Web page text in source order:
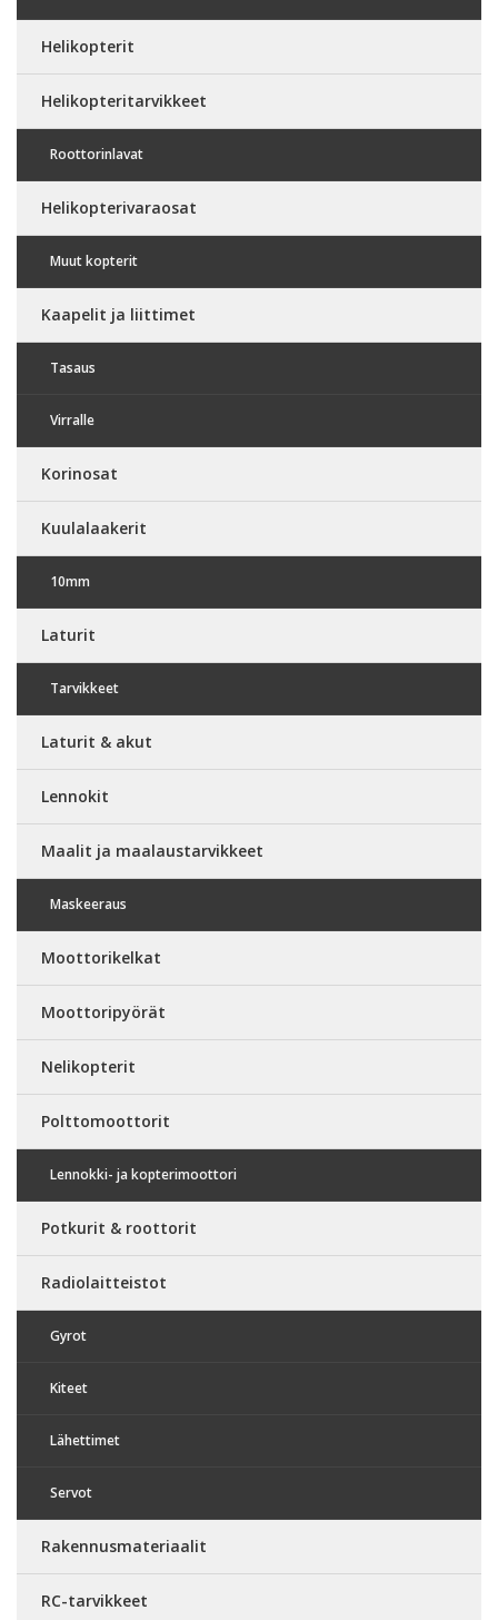
Helikopterit
Helikopteritarvikkeet
Roottorinlavat
Helikopterivaraosat
Muut kopterit
Kaapelit ja liittimet
Tasaus
Virralle
Korinosat
Kuulalaakerit
10mm
Laturit
Tarvikkeet
Laturit & akut
Lennokit
Maalit ja maalaustarvikkeet
Maskeeraus
Moottorikelkat
Moottoripyörät
Nelikopterit
Polttomoottorit
Lennokki- ja kopterimoottori
Potkurit & roottorit
Radiolaitteistot
Gyrot
Kiteet
Lähettimet
Servot
Rakennusmateriaalit
RC-tarvikkeet